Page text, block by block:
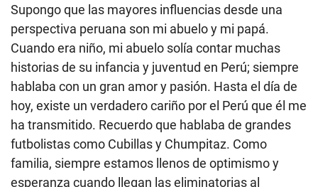
Supongo que las mayores influencias desde una
perspectiva peruana son mi abuelo y mi papá.
Cuando era niño, mi abuelo solía contar muchas
historias de su infancia y juventud en Perú; siempre
hablaba con un gran amor y pasión. Hasta el día de
hoy, existe un verdadero cariño por el Perú que él me
ha transmitido. Recuerdo que hablaba de grandes
futbolistas como Cubillas y Chumpitaz. Como
familia, siempre estamos llenos de optimismo y
esperanza cuando llegan las eliminatorias al